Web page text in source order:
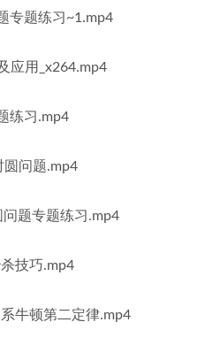
专题练习~1.mp4
应用_x264.mp4
练习.mp4
圆问题.mp4
题专题练习.mp4
技巧.mp4
牛顿第二定律.mp4